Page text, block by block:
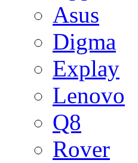
Asus
Digma
Explay
Lenovo
Q8
Rover